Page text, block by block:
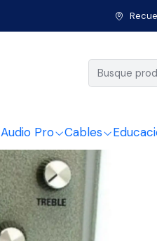
Audio Pro Cables
Instrumentos de Cuerda